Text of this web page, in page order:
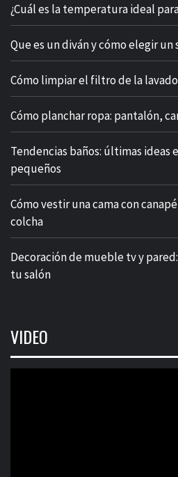
¿Cuál es la temperatura ideal
Que es un diván y cómo elegir
Cómo limpiar el filtro de la
Cómo planchar ropa: pantalón,
Tendencias baños: últimas ideas
pequeños
Cómo vestir una cama con
colcha
Decoración de mueble tv y
tu salón
VIDEO